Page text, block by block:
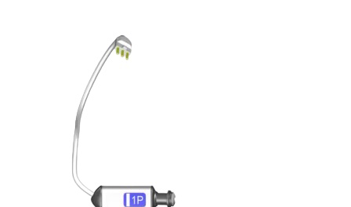
Signia hoortoestellen
Audio Service R LI 7
Hoortoestelbatterijen
Onderhoudsartikelen
Signia Active Mini IX - Oplaadbaar
De Signia Active Mini IX is het nieuwste hoortoestel van Signia.